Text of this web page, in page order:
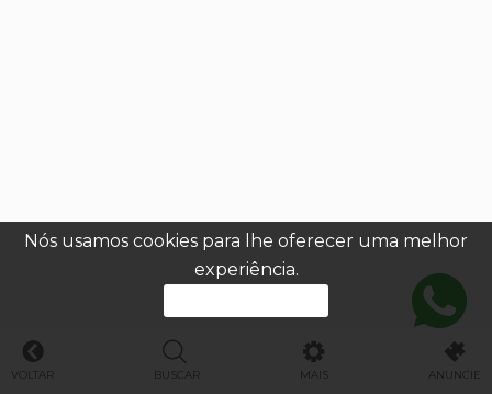
Nós usamos cookies para lhe oferecer uma melhor
experiência.
VOLTAR BUSCAR MAIS ANUNCIE